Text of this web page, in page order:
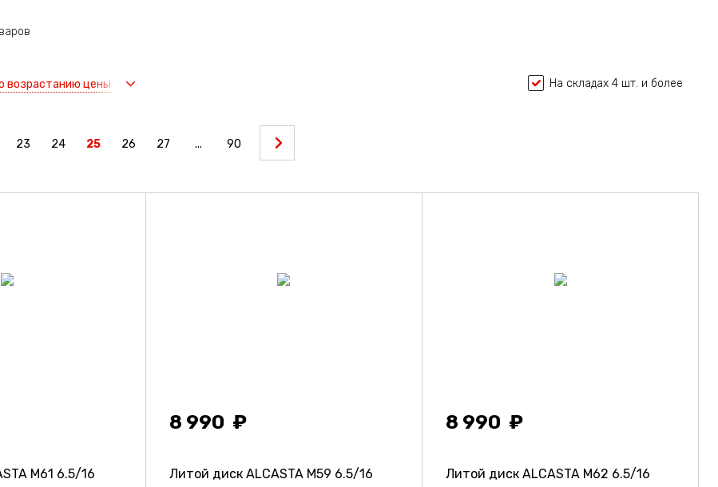
возрастанию цены На складах 4 шт. и более
23 24 25 26 27 ... 90
M61 6.5/16
8 990
Литой диск ALCASTA M59 6.5/16
8 990
Литой диск ALCASTA M62 6.5/16